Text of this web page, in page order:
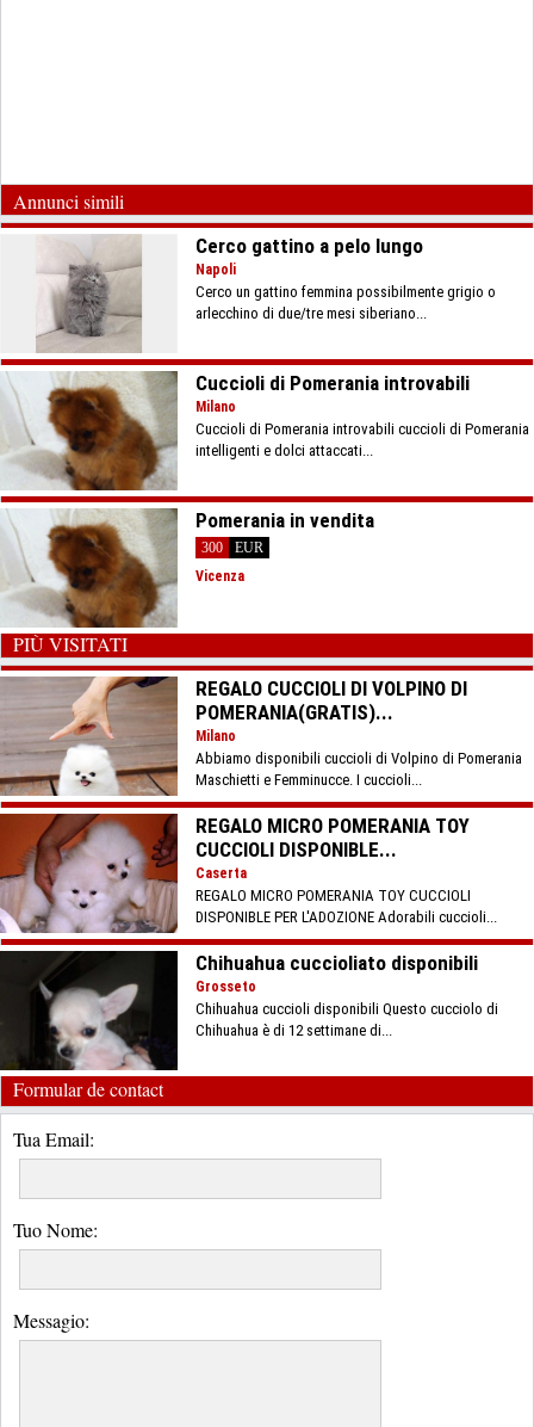
Annunci simili
Cerco gattino a pelo lungo
Napoli
Cerco un gattino femmina possibilmente grigio o
arlecchino di due/tre mesi siberiano...
Cuccioli di Pomerania introvabili
Milano
Cuccioli di Pomerania introvabili cuccioli di Pomerania
intelligenti e dolci attaccati...
Pomerania in vendita
300
EUR
Vicenza
PIÙ VISITATI
REGALO CUCCIOLI DI VOLPINO DI
POMERANIA(GRATIS)...
Milano
Abbiamo disponibili cuccioli di Volpino di Pomerania
Maschietti e Femminucce. I cuccioli...
REGALO MICRO POMERANIA TOY
CUCCIOLI DISPONIBLE...
Caserta
REGALO MICRO POMERANIA TOY CUCCIOLI
DISPONIBLE PER L'ADOZIONE Adorabili cuccioli...
Chihuahua cuccioliato disponibili
Grosseto
Chihuahua cuccioli disponibili Questo cucciolo di
Chihuahua è di 12 settimane di...
Formular de contact
Tua Email:
Tuo Nome:
Messagio: